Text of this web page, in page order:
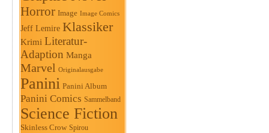
Horror Image Image Comics
Jeff Lemire Klassiker
Krimi Literatur-
Adaption Manga
Marvel Originalausgabe
Panini Panini Album
Panini Comics Sammelband
Science Fiction
Skinless Crow Spirou